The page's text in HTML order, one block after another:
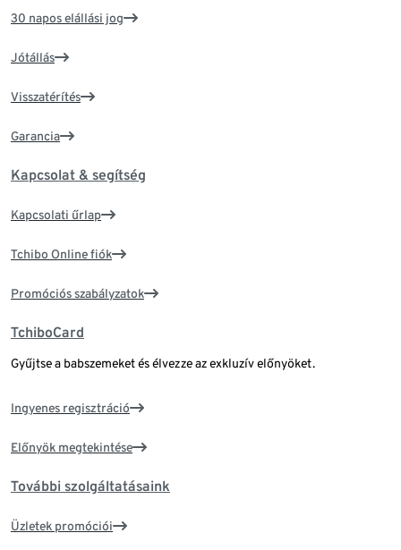
30 napos elállási jog
Jótállás
Visszatérítés
Garancia
Kapcsolat & segítség
Kapcsolati űrlap
Tchibo Online fiók
Promóciós szabályzatok
TchiboCard
Gyűjtse a babszemeket és élvezze az exkluzív előnyöket.
Ingyenes regisztráció
Előnyök megtekintése
További szolgáltatásaink
Üzletek promóciói